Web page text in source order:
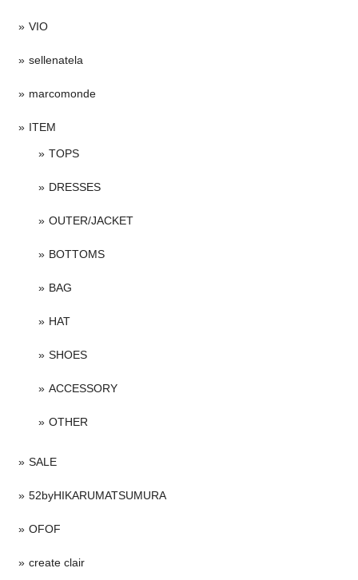
VIO
sellenatela
marcomonde
ITEM
TOPS
DRESSES
OUTER/JACKET
BOTTOMS
BAG
HAT
SHOES
ACCESSORY
OTHER
SALE
52byHIKARUMATSUMURA
OFOF
create clair